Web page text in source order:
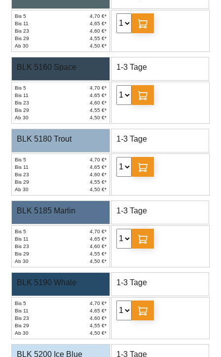
Bis 5
4,70 €*
Bis 11
4,65 €*
Bis 23
4,60 €*
Bis 29
4,55 €*
Ab 30
4,50 €*
BLK 5160 Space 1-3 Tage
Bis 5
4,70 €*
Bis 11
4,65 €*
Bis 23
4,60 €*
Bis 29
4,55 €*
Ab 30
4,50 €*
BLK 5180 Trout 1-3 Tage
Bis 5
4,70 €*
Bis 11
4,65 €*
Bis 23
4,60 €*
Bis 29
4,55 €*
Ab 30
4,50 €*
BLK 5185 Marlin 1-3 Tage
Bis 5
4,70 €*
Bis 11
4,65 €*
Bis 23
4,60 €*
Bis 29
4,55 €*
Ab 30
4,50 €*
BLK 5190 Whale 1-3 Tage
Bis 5
4,70 €*
Bis 11
4,65 €*
Bis 23
4,60 €*
Bis 29
4,55 €*
Ab 30
4,50 €*
BLK 5200 Ice Blue 1-3 Tage